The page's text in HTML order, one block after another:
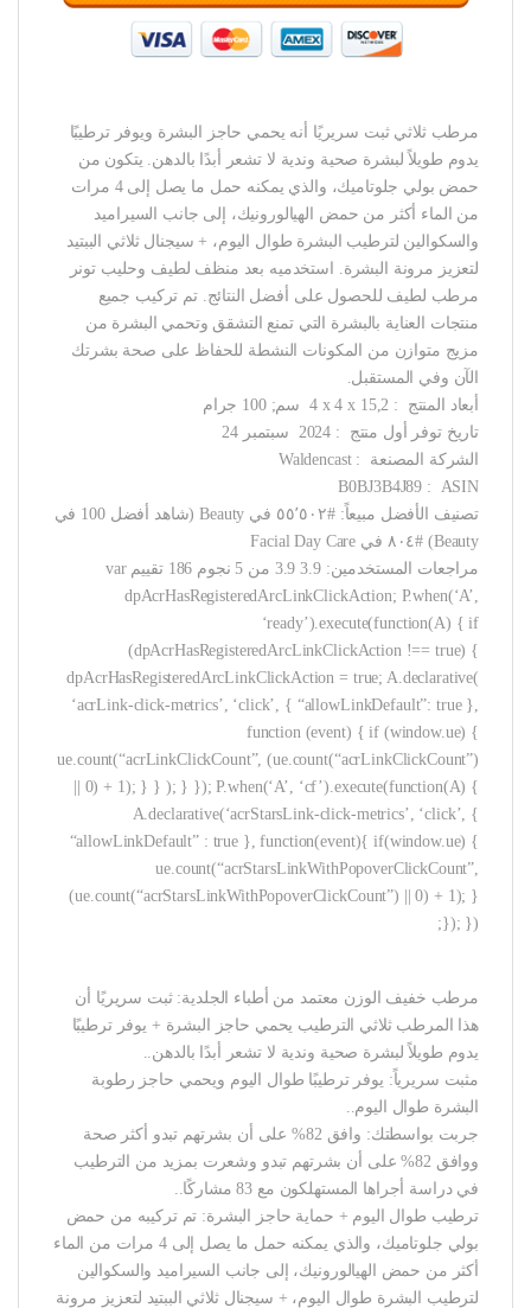
مرطب ثلاثي ثبت سريريًا أنه يحمي حاجز البشرة ويوفر ترطيبًا
يدوم طويلاً لبشرة صحية وندية لا تشعر أبدًا بالدهن. يتكون من
حمض بولي جلوتاميك، والذي يمكنه حمل ما يصل إلى 4 مرات
من الماء أكثر من حمض الهيالورونيك، إلى جانب السيراميد
والسكوالين لترطيب البشرة طوال اليوم، + سيجنال ثلاثي الببتيد
لتعزيز مرونة البشرة. استخدميه بعد منظف لطيف وحليب تونر
مرطب لطيف للحصول على أفضل النتائج. تم تركيب جميع
منتجات العناية بالبشرة التي تمنع التشقق وتحمي البشرة من
مزيج متوازن من المكونات النشطة للحفاظ على صحة بشرتك
الآن وفي المستقبل.
أبعاد المنتج ‏ : ‎ 4 x 4 x 15,2 سم; 100 جرام
تاريخ توفر أول منتج ‏ : ‎ 2024 سبتمبر 24
الشركة المصنعة ‏ : ‎ ‎Waldencast
ASIN ‏ : ‎ B0BJ3B4J89
تصنيف الأفضل مبيعاً: #٥٥٬٥٠٢ في Beauty (شاهد أفضل 100 في
Beauty) #٨٠٤ في Facial Day Care
مراجعات المستخدمين: 3.9 3.9 من 5 نجوم 186 تقييم var
dpAcrHasRegisteredArcLinkClickAction; P.when(‘A’,
‘ready’).execute(function(A) { if
(dpAcrHasRegisteredArcLinkClickAction !== true) {
dpAcrHasRegisteredArcLinkClickAction = true; A.declarative(
‘acrLink-click-metrics’, ‘click’, { “allowLinkDefault”: true },
function (event) { if (window.ue) {
ue.count(“acrLinkClickCount”, (ue.count(“acrLinkClickCount”)
|| 0) + 1); } } ); } }); P.when(‘A’, ‘cf’).execute(function(A) {
A.declarative(‘acrStarsLink-click-metrics’, ‘click’, {
“allowLinkDefault” : true }, function(event){ if(window.ue) {
ue.count(“acrStarsLinkWithPopoverClickCount”,
(ue.count(“acrStarsLinkWithPopoverClickCount”) || 0) + 1); }
}); });
مرطب خفيف الوزن معتمد من أطباء الجلدية: ثبت سريريًا أن
هذا المرطب ثلاثي الترطيب يحمي حاجز البشرة + يوفر ترطيبًا
يدوم طويلاً لبشرة صحية وندية لا تشعر أبدًا بالدهن..
مثبت سريرياً: يوفر ترطيبًا طوال اليوم ويحمي حاجز رطوبة
البشرة طوال اليوم..
جربت بواسطتك: وافق 82% على أن بشرتهم تبدو أكثر صحة
ووافق 82% على أن بشرتهم تبدو وشعرت بمزيد من الترطيب
في دراسة أجراها المستهلكون مع 83 مشاركًا..
ترطيب طوال اليوم + حماية حاجز البشرة: تم تركيبه من حمض
بولي جلوتاميك، والذي يمكنه حمل ما يصل إلى 4 مرات من الماء
أكثر من حمض الهيالورونيك، إلى جانب السيراميد والسكوالين
لترطيب البشرة طوال اليوم، + سيجنال ثلاثي الببتيد لتعزيز مرونة